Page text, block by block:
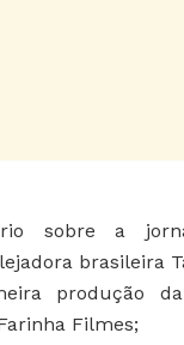
sobre a
brasileira
produção
Filmes;